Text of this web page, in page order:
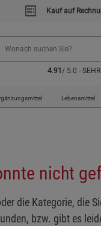
Kauf auf
4.91 / 5.0 -
Lebensmittel
nicht
die Kategorie, die
bzw. gibt es